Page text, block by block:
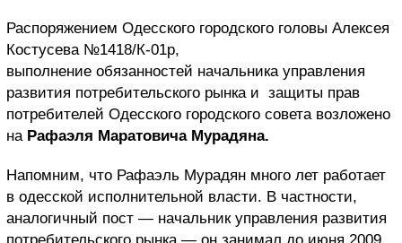
Распоряжением Одесского городского головы Алексея
Костусева №1418/К-01р,
выполнение обязанностей начальника управления
развития потребительского рынка и защиты прав
потребителей Одесского городского совета возложено
на Рафаэля Маратовича Мурадяна.
Напомним, что Рафаэль Мурадян много лет работает
в одесской исполнительной власти. В частности,
аналогичный пост — начальник управления развития
потребительского рынка — он занимал до июня 2009